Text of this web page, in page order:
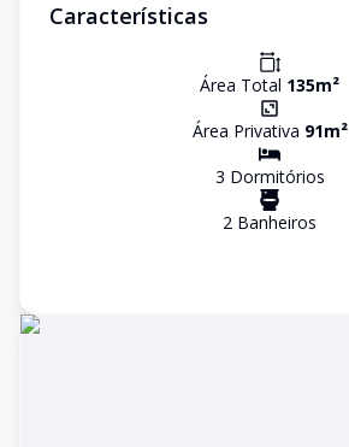
Características
Área Total 135m²
Área Privativa 91m²
3 Dormitórios
2 Banheiros